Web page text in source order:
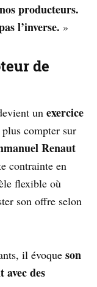
producteurs.
l’inverse. »
de
un exercice
compter sur
Renaut
contrainte en
flexible où
son offre selon
il évoque son
des